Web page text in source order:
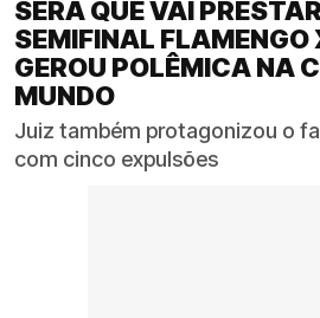
SERÁ QUE VAI
SEMIFINAL FLAMENGO
GEROU POLÊMICA NA
MUNDO
Juiz também protagonizou o
com cinco expulsões